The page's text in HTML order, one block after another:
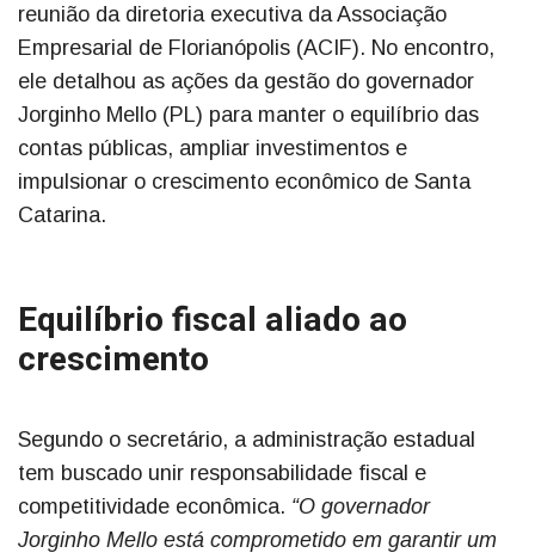
reunião da diretoria executiva da Associação
Empresarial de Florianópolis (ACIF). No encontro,
ele detalhou as ações da gestão do governador
Jorginho Mello (PL) para manter o equilíbrio das
contas públicas, ampliar investimentos e
impulsionar o crescimento econômico de Santa
Catarina.
Equilíbrio fiscal aliado ao
crescimento
Segundo o secretário, a administração estadual
tem buscado unir responsabilidade fiscal e
competitividade econômica. “O governador
Jorginho Mello está comprometido em garantir um